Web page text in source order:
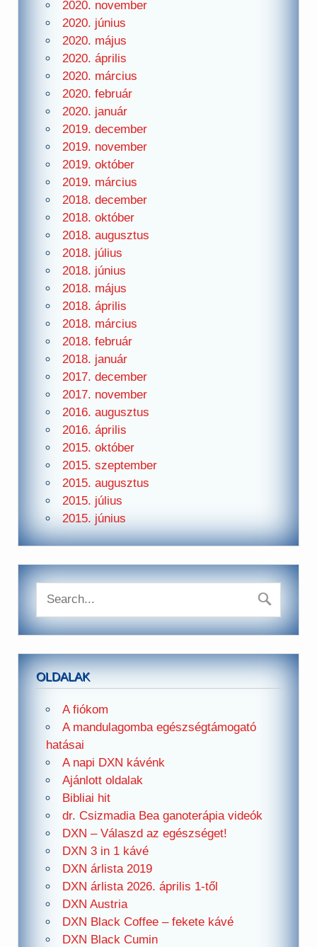
2020. november
2020. június
2020. május
2020. április
2020. március
2020. február
2020. január
2019. december
2019. november
2019. október
2019. március
2018. december
2018. október
2018. augusztus
2018. július
2018. június
2018. május
2018. április
2018. március
2018. február
2018. január
2017. december
2017. november
2016. augusztus
2016. április
2015. október
2015. szeptember
2015. augusztus
2015. július
2015. június
OLDALAK
A fiókom
A mandulagomba egészségtámogató
hatásai
A napi DXN kávénk
Ajánlott oldalak
Bibliai hit
dr. Csizmadia Bea ganoterápia videók
DXN – Válaszd az egészséget!
DXN 3 in 1 kávé
DXN árlista 2019
DXN árlista 2026. április 1-től
DXN Austria
DXN Black Coffee – fekete kávé
DXN Black Cumin